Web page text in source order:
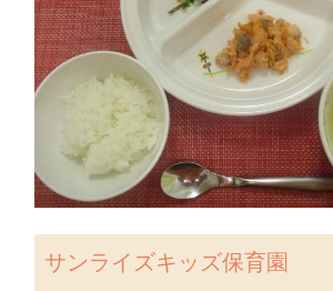
サンライズキッズ保育園